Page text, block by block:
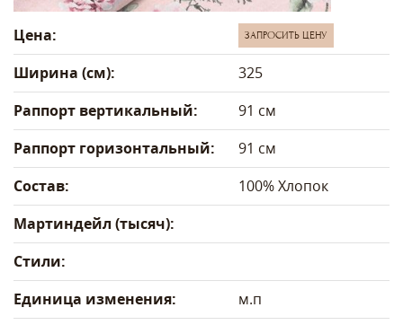
Цена: ЗАПРОСИТЬ ЦЕНУ
Ширина (см):
325
Раппорт вертикальный:
91 см
Раппорт горизонтальный:
91 см
Состав:
100% Хлопок
Мартиндейл (тысяч):
Стили:
Единица изменения:
м.п